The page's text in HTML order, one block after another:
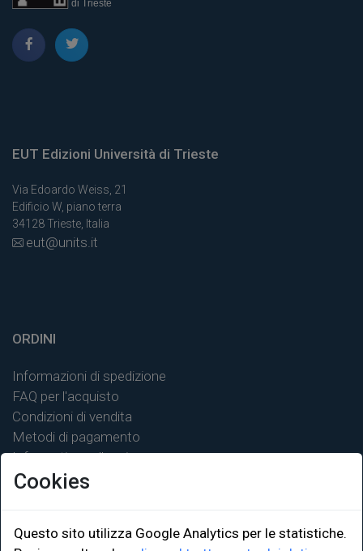
EUT Edizioni Università di Trieste
Via Edoardo Weiss, 21
Edificio W, piano terra
34128 Trieste, Italia
eut@units.it
ORDINI
Informazioni di spedizione
FAQ per l'acquisto
Condizioni di vendita
Metodi di pagamento
Informativa sulla privacy
Cookies
Questo sito utilizza Google Analytics per le statistiche.